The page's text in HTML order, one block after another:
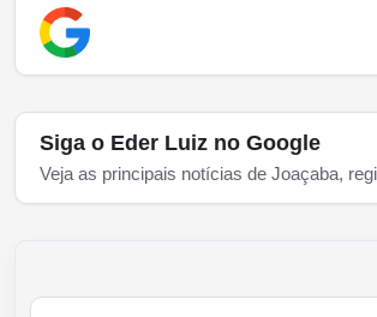
Siga o Eder Luiz no Google
Veja as principais notícias de Joaçaba,